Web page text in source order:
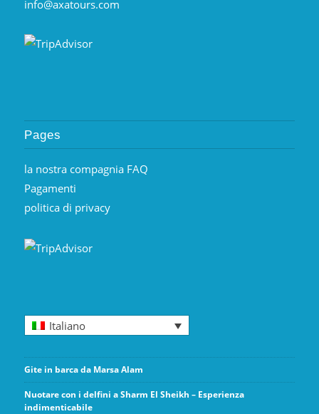
info@axatours.com
Pages
la nostra compagnia FAQ
Pagamenti
politica di privacy
Italiano
Gite in barca da Marsa Alam
Nuotare con i delfini a Sharm El Sheikh – Esperienza
indimenticabile